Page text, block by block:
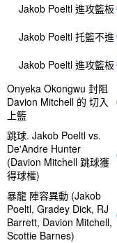
暴龍 陣容異動 (Jakob
Poeltl, Gradey Dick, RJ
Barrett, Davion Mitchell,
Scottie Barnes)
跳球. Jakob Poeltl vs.
De'Andre Hunter
(Davion Mitchell 跳球獲
得球權)
Onyeka Okongwu 封阻
Davion Mitchell 的 切入
上籃
Jakob Poeltl 進攻籃板
Jakob Poeltl 托籃不進
Jakob Poeltl 進攻籃板